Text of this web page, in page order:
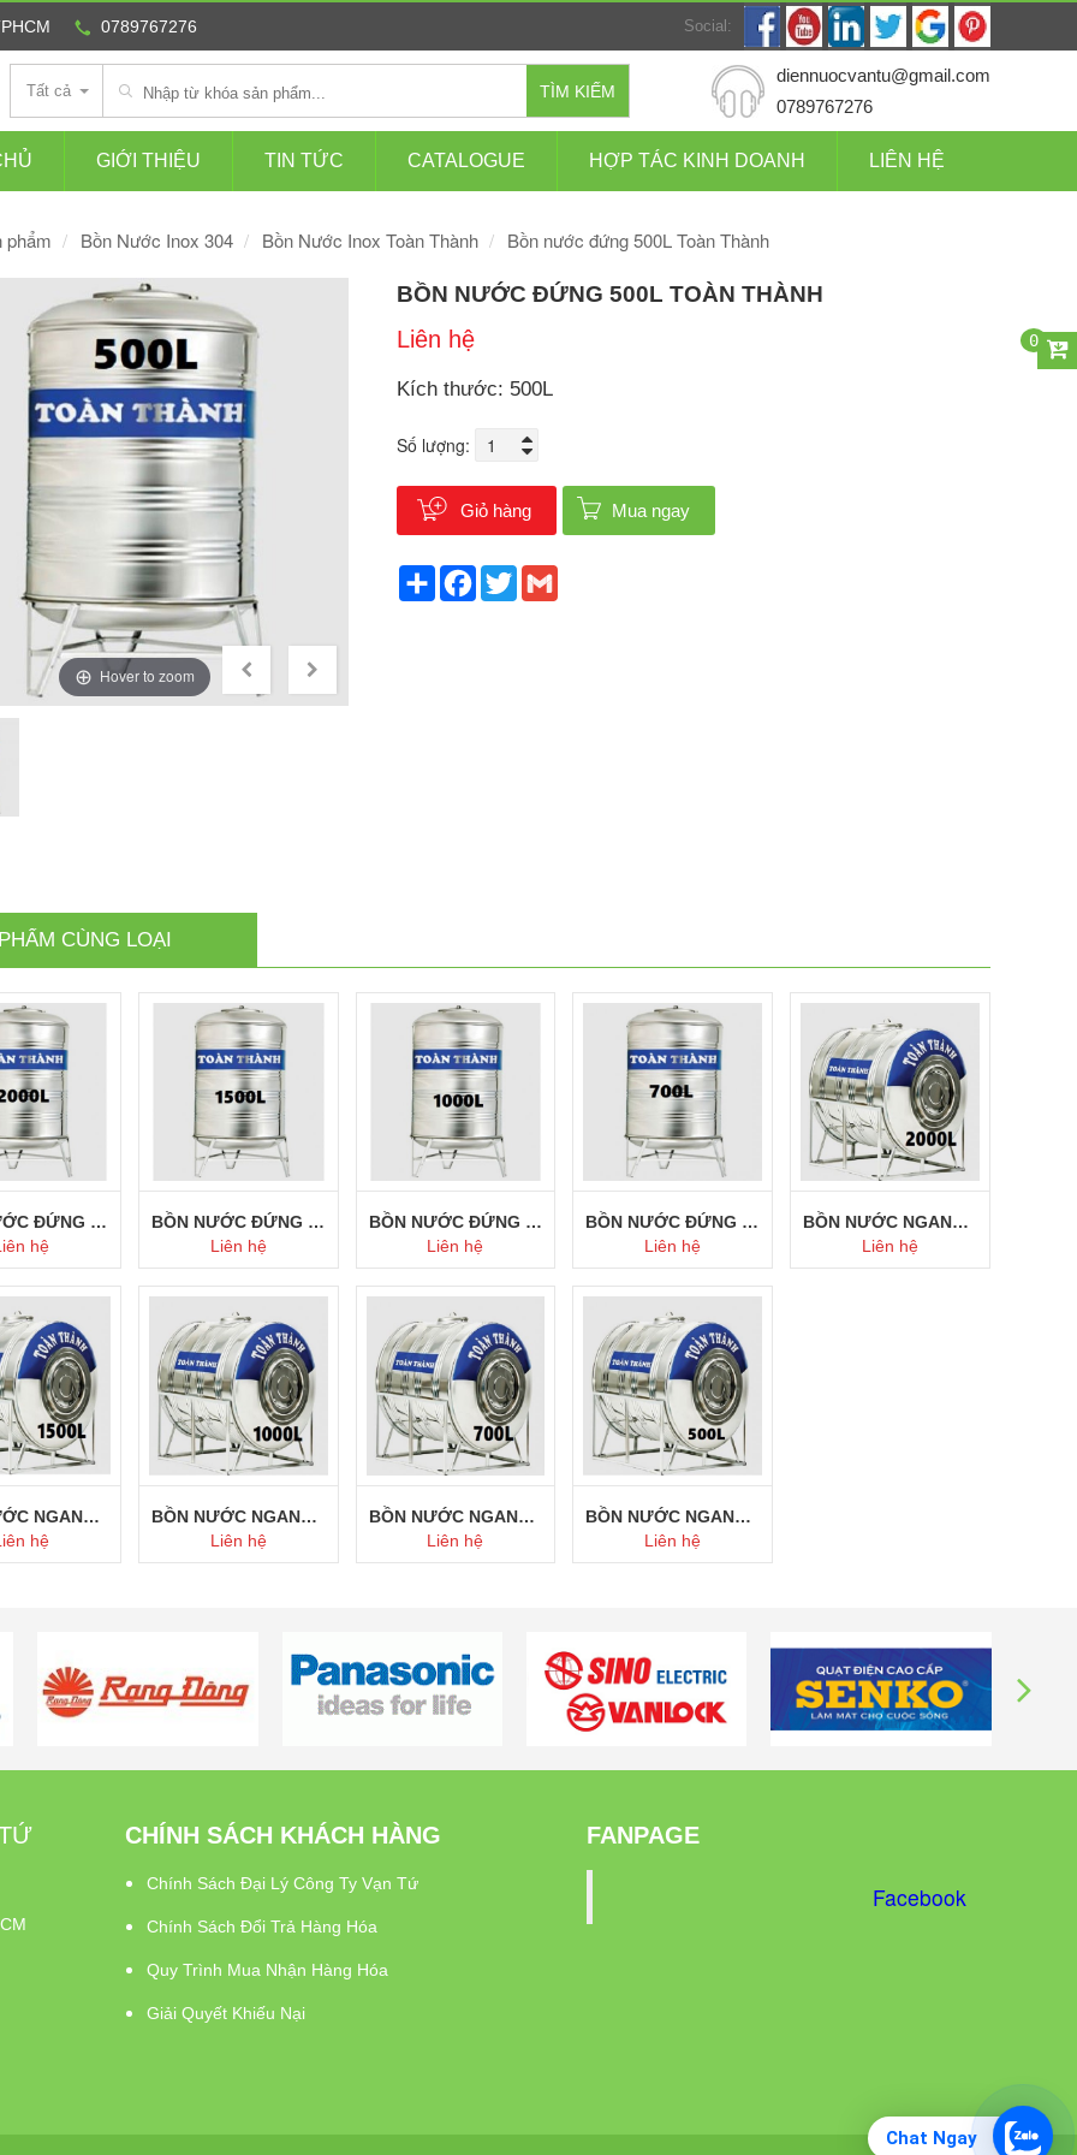
Chat Ngay
0789767276 Social:
TÌM KIẾM
Tất cả
diennuocvantu@gmail.com
0789767276
0
GIỚI THIỆU TIN TỨC CATALOGUE HỢP TÁC KINH DOANH LIÊN HỆ
phẩm Bồn Nước Inox 304 Bồn Nước Inox Toàn Thành Bồn nước đứng 500L Toàn Thành
Hover to zoom
BỒN NƯỚC ĐỨNG 500L TOÀN THÀNH
Liên hệ
Kích thước: 500L
Số lượng:
Giỏ hàng Mua ngay
ShareFacebook
Twitter
CÙNG LOẠI
ngay
BỒN NƯỚC ĐỨNG 2000L TOÀN THÀNH
hệ
Mua ngay
BỒN NƯỚC ĐỨNG 1500L TOÀN THÀNH
Liên hệ
Mua ngay
BỒN NƯỚC ĐỨNG 1000L TOÀN THÀNH
Liên hệ
Mua ngay
BỒN NƯỚC ĐỨNG 700L TOÀN THÀNH
Liên hệ
BỒN NƯỚC NGANG 2000L INOX TOÀN THÀNH
Liên hệ
BỒN NƯỚC NGANG 1500L INOX TOÀN THÀNH
hệ
BỒN NƯỚC NGANG 1000L INOX TOÀN THÀNH
Liên hệ
BỒN NƯỚC NGANG 700L INOX TOÀN THÀNH
Liên hệ
BỒN NƯỚC NGANG 500L INOX TOÀN THÀNH
Liên hệ
CHÍNH SÁCH KHÁCH HÀNG
Chính Sách Đại Lý Công Ty Vạn Tứ
Chính Sách Đổi Trả Hàng Hóa
Quy Trình Mua Nhận Hàng Hóa
Giải Quyết Khiếu Nại
FANPAGE
Facebook